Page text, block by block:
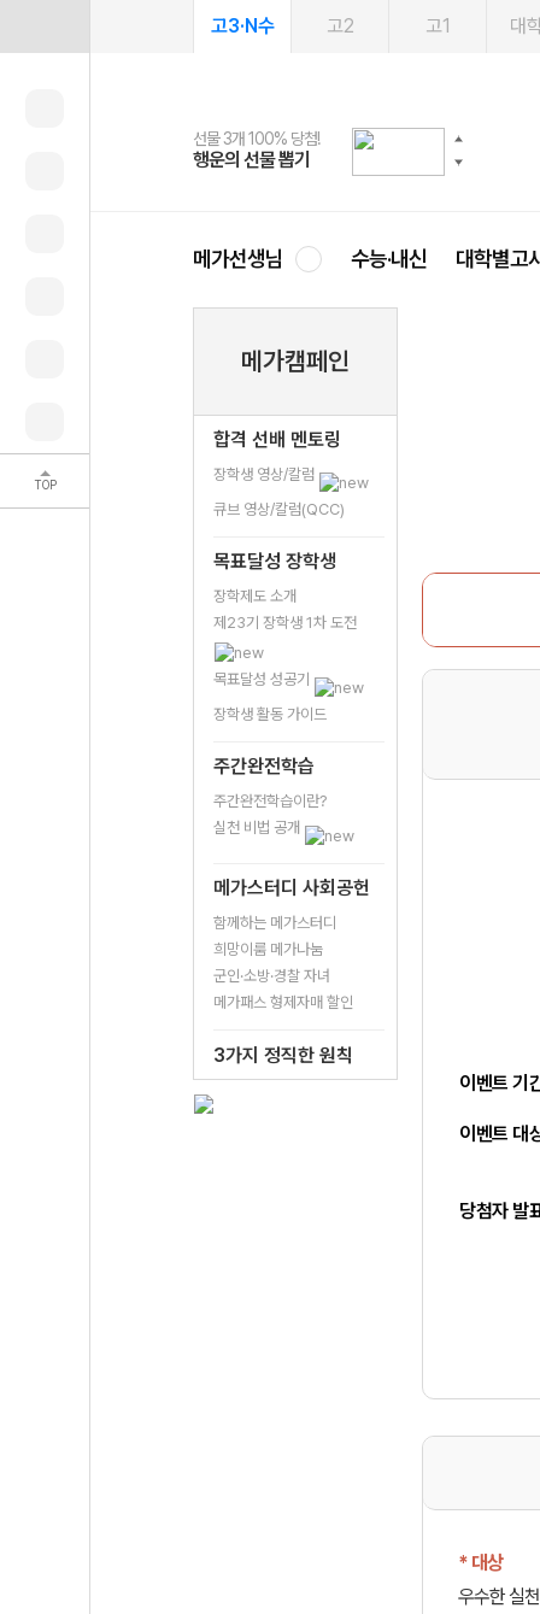
TOP
고3·N수 고2 고1 대
선물 3개 100% 당첨!
행운의 선물 뽑기
선물 100% 증정!
메가스터디 X 올리브
여름방학 스터디 캐시백
메가런 썸머스쿨
2027 러셀 단과
강사 공개선발
스마트러닝앱
설문 EVENT
메가패스
3일 무료 체험권
메가패스 수강생 무료혜택!
메가클럽 멤버십
사회공헌 캠페인
희망이룸 메가나눔
메가선생님 수능·내신 대학별고
메가캠페인
합격 선배 멘토링
장학생 영상/칼럼
큐브 영상/칼럼(QCC)
목표달성 장학생
장학제도 소개
제23기 장학생 1차 도전
목표달성 성공기
장학생 활동 가이드
주간완전학습
주간완전학습이란?
실천 비법 공개
메가스터디 사회공헌
함께하는 메가스터디
희망이룸 메가나눔
군인·소방·경찰 자녀
메가패스 형제자매 할인
3가지 정직한 원칙
이벤트 기
이벤트 대
당첨자 발
* 대상
우수한 실